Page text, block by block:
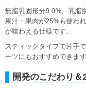
無脂乳固形分9.0%、乳脂
果汁・果肉が25%も使わ
が味わえる仕様です。
スティックタイプで片手
ーツにもおすすめできます
開発のこだわり